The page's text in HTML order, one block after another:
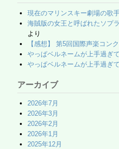
現在のマリンスキー劇場の歌
海賊版の女王と呼ばれたソプ
より
【感想】 第5回国際声楽コン
やっぱベルネームが上手過ぎ
やっぱベルネームが上手過ぎ
アーカイブ
2026年7月
2026年3月
2026年2月
2026年1月
2025年12月